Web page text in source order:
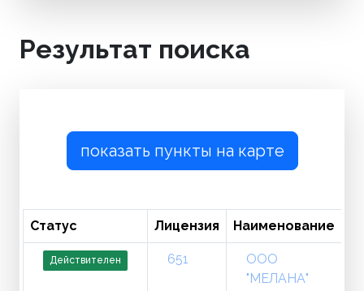
Результат поиска
показать пункты на карте
Статус Лицензия Наименование
Действителен 651
ООО
"МЕЛАНА"